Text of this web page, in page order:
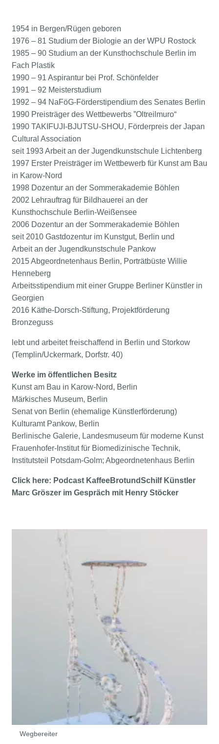
1954 in Bergen/Rügen geboren
1976 – 81 Studium der Biologie an der WPU Rostock
1985 – 90 Studium an der Kunsthochschule Berlin im
Fach Plastik
1990 – 91 Aspirantur bei Prof. Schönfelder
1991 – 92 Meisterstudium
1992 – 94 NaFöG-Förderstipendium des Senates Berlin
1990 Preisträger des Wettbewerbs ”Oltreilmuro“
1990 TAKIFUJI-BJUTSU-SHOU, Förderpreis der Japan
Cultural Association
seit 1993 Arbeit an der Jugendkunstschule Lichtenberg
1997 Erster Preisträger im Wettbewerb für Kunst am Bau
in Karow-Nord
1998 Dozentur an der Sommerakademie Böhlen
2002 Lehrauftrag für Bildhauerei an der
Kunsthochschule Berlin-Weißensee
2006 Dozentur an der Sommerakademie Böhlen
seit 2010 Gastdozentur im Kunstgut, Berlin und
Arbeit an der Jugendkunstschule Pankow
2015 Abgeordnetenhaus Berlin, Porträtbüste Willie
Henneberg
Arbeitsstipendium mit einer Gruppe Berliner Künstler in
Georgien
2016 Käthe-Dorsch-Stiftung, Projektförderung
Bronzeguss
lebt und arbeitet freischaffend in Berlin und Storkow
(Templin/Uckermark, Dorfstr. 40)
Werke im öffentlichen Besitz
Kunst am Bau in Karow-Nord, Berlin
Märkisches Museum, Berlin
Senat von Berlin (ehemalige Künstlerförderung)
Kulturamt Pankow, Berlin
Berlinische Galerie, Landesmuseum für moderne Kunst
Frauenhofer-Institut für Biomedizinische Technik,
Institutsteil Potsdam-Golm; Abgeordnetenhaus Berlin
Click here: Podcast KaffeeBrotundSchilf Künstler
Marc Gröszer im Gespräch mit Henry Stöcker
Wegbereiter